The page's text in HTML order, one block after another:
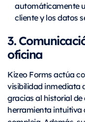
automáticamente
cliente y los datos
3.
oficina
Kizeo Forms actúa
visibilidad inmediata
gracias al historial
herramienta intuitiva